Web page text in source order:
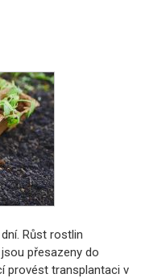
Růst rostlin
přesazeny do
provést transplantaci v